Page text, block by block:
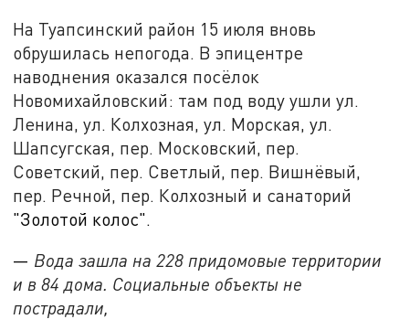
На Туапсинский район 15 июля вновь
обрушилась непогода. В эпицентре
наводнения оказался посёлок
Новомихайловский: там под воду ушли ул.
Ленина, ул. Колхозная, ул. Морская, ул.
Шапсугская, пер. Московский, пер.
Советский, пер. Светлый, пер. Вишнёвый,
пер. Речной, пер. Колхозный и санаторий
"Золотой колос".
— Вода зашла на 228 придомовые территории
и в 84 дома. Социальные объекты не
пострадали,